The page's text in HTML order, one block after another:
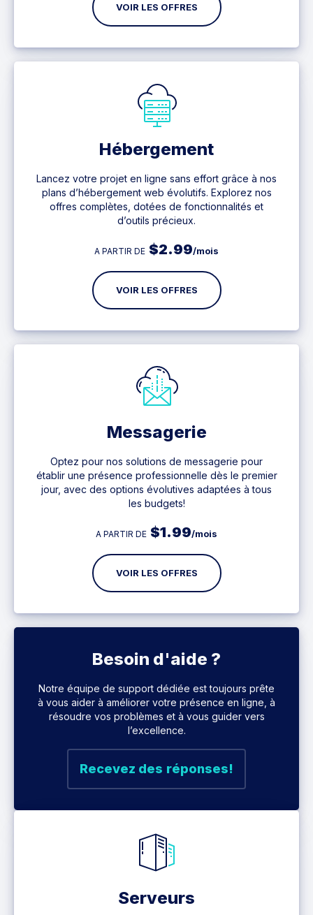
VOIR LES OFFRES
Hébergement
Lancez votre projet en ligne sans effort grâce à nos
plans d’hébergement web évolutifs. Explorez nos
offres complètes, dotées de fonctionnalités et
d’outils précieux.
A PARTIR DE $2.99/mois
VOIR LES OFFRES
Messagerie
Optez pour nos solutions de messagerie pour
établir une présence professionnelle dès le premier
jour, avec des options évolutives adaptées à tous
les budgets!
A PARTIR DE $1.99/mois
VOIR LES OFFRES
Besoin d'aide ?
Notre équipe de support dédiée est toujours prête
à vous aider à améliorer votre présence en ligne, à
résoudre vos problèmes et à vous guider vers
l’excellence.
Recevez des réponses!
Serveurs